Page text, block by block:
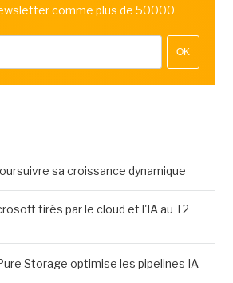
comme plus de 50000
OK
sa croissance dynamique
tirés par le cloud et l'IA au T2
Storage optimise les pipelines IA